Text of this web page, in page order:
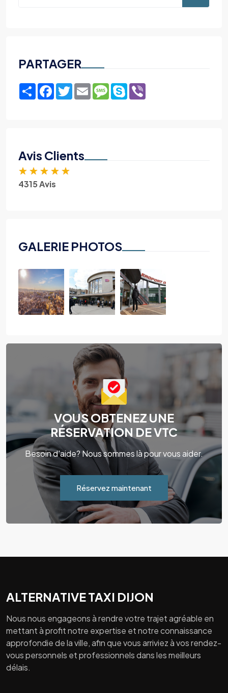
PARTAGER
ShareFacebook
TwitterEmailMessage
Skype
Avis Clients
★ ★ ★ ★ ★
4315 Avis
GALERIE PHOTOS
VOUS OBTENEZ UNE
RÉSERVATION DE VTC
Besoin d'aide? Nous sommes là pour vous aider.
Réservez maintenant
ALTERNATIVE TAXI DIJON
Nous nous engageons à rendre votre trajet agréable en
mettant à profit notre expertise et notre connaissance
approfondie de la ville, afin que vous arriviez à vos rendez-
vous personnels et professionnels dans les meilleurs
délais.